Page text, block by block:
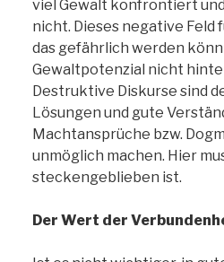
viel Gewalt konfrontiert
nicht. Dieses negative Feld
das gefährlich werden
Gewaltpotenzial nicht
Destruktive Diskurse sind
Lösungen und gute
Machtansprüche bzw.
unmöglich machen. Hier
steckengeblieben ist.
Der Wert der